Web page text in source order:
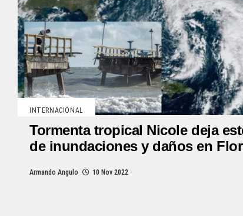
INTERNACIONAL
Tormenta tropical Nicole deja
de inundaciones y daños en
Armando Angulo 10 Nov 2022